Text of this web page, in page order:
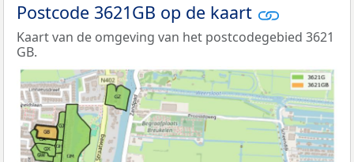
Postcode 3621GB op de kaart
Kaart van de omgeving van het postcodegebied 3621
GB.